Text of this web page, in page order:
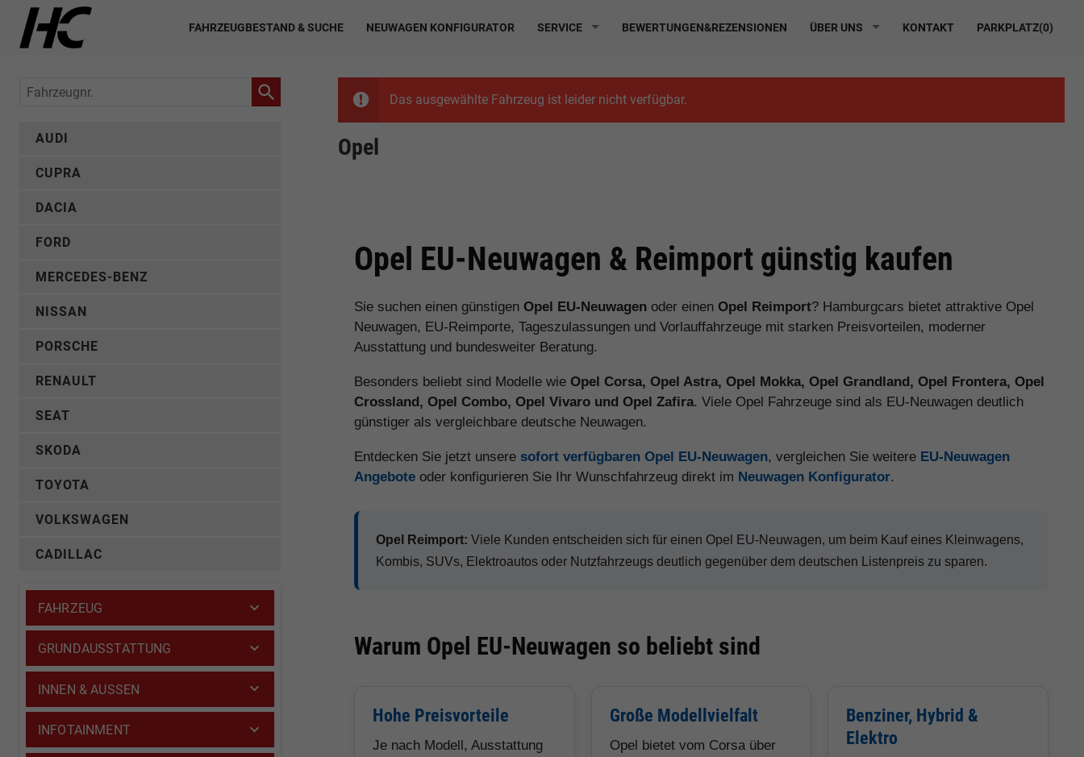
FAHRZEUGBESTAND & SUCHE NEUWAGEN KONFIGURATOR SERVICE BEWERTUNGEN&REZENSIONEN ÜBER UNS KONTAKT PARKPLATZ(0)
Das ausgewählte Fahrzeug ist leider nicht verfügbar.
Opel
Opel EU-Neuwagen & Reimport günstig kaufen
Sie suchen einen günstigenOpel EU-Neuwagen oder einenOpel Reimport? Hamburgcars bietet attraktive Opel
Neuwagen, EU-Reimporte, Tageszulassungen und Vorlauffahrzeuge mit starken Preisvorteilen, moderner
Ausstattung und bundesweiter Beratung.
Besonders beliebt sind Modelle wieOpel Corsa, Opel Astra, Opel Mokka, Opel Grandland, Opel Frontera, Opel
Crossland, Opel Combo, Opel Vivaro und Opel Zafira. Viele Opel Fahrzeuge sind als EU-Neuwagen deutlich
günstiger als vergleichbare deutsche Neuwagen.
Entdecken Sie jetzt unsere sofort verfügbaren Opel EU-Neuwagen, vergleichen Sie weitere EU-Neuwagen
Angebote oder konfigurieren Sie Ihr Wunschfahrzeug direkt im Neuwagen Konfigurator.
Opel Reimport: Viele Kunden entscheiden sich für einen Opel EU-Neuwagen, um beim Kauf eines Kleinwagens,
Kombis, SUVs, Elektroautos oder Nutzfahrzeugs deutlich gegenüber dem deutschen Listenpreis zu sparen.
Warum Opel EU-Neuwagen so beliebt sind
Hohe Preisvorteile
Je nach Modell, Ausstattung
Große Modellvielfalt
Opel bietet vom Corsa über
Benziner, Hybrid &
Elektro
Fahrzeugnr.
AUDI
CUPRA
DACIA
FORD
MERCEDES-BENZ
NISSAN
PORSCHE
RENAULT
SEAT
SKODA
TOYOTA
VOLKSWAGEN
CADILLAC
FAHRZEUG
GRUNDAUSSTATTUNG
INNEN & AUSSEN
INFOTAINMENT